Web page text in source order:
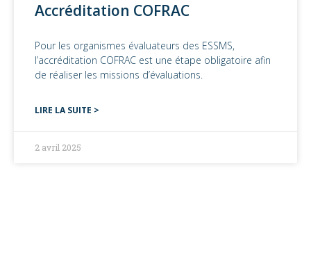
Accréditation COFRAC
Pour les organismes évaluateurs des ESSMS,
l’accréditation COFRAC est une étape obligatoire afin
de réaliser les missions d’évaluations.
LIRE LA SUITE >
2 avril 2025